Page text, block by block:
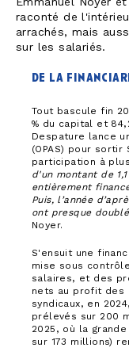
raconté de
arrachés, mais
sur les salariés.
de la
Tout bascule fin
% du capital et
Despature lance
(OPAS) pour
participation à
d'un montant de
entièrement
Puis, l’année
ont presque
Noyer.
S'ensuit une
mise sous
salaires, et des
nets au profit des
syndicaux, en
prélevés sur 200
2025, où la
sur 173 millions)